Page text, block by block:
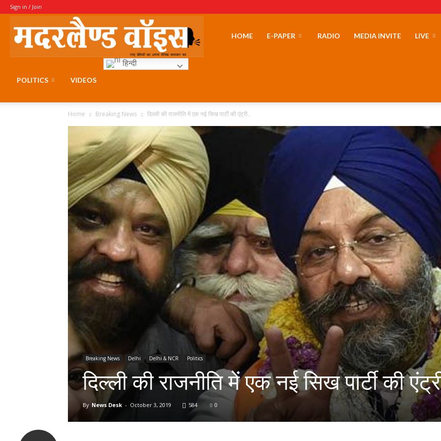
Sign in / Join
MotherLandHOME E-PAPER RADIO MEDIA INVITE LIVE
POLITICS VIDEOS
हिन्दी
Home Breaking News दिल्ली की राजनीति में एक नई सिख पार्टी की एंट्री..
Breaking News Delhi Delhi & NCR Politics
दिल्ली की राजनीति में एक नई सिख पार्टी की
By News Desk - October 3, 2019 584 0